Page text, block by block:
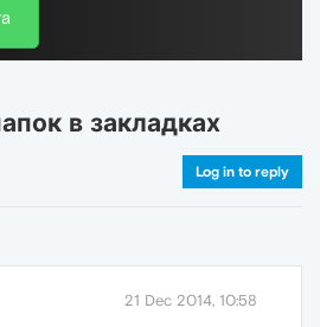
в закладках
Log in to reply
21 Dec 2014, 10:58